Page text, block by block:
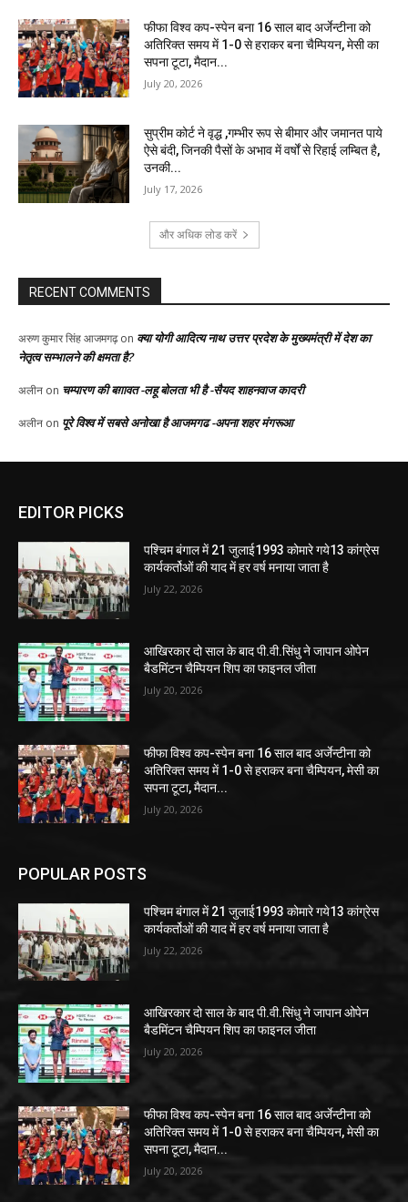
EDITOR PICKS
पश्चिम बंगाल में 21 जुलाई1993 कोमारे गये13 कांग्रेस
कार्यकर्तोओं की याद में हर वर्ष मनाया जाता है
July 22, 2026
आखिरकार दो साल के बाद पी.वी.सिंधु ने जापान ओपेन
बैडमिंटन चैम्पियन शिप का फाइनल जीता
July 20, 2026
फीफा विश्व कप-स्पेन बना 16 साल बाद अर्जेन्टीना को
अतिरिक्त समय में 1-0 से हराकर बना चैम्पियन, मेसी का
सपना टूटा, मैदान...
July 20, 2026
POPULAR POSTS
पश्चिम बंगाल में 21 जुलाई1993 कोमारे गये13 कांग्रेस
कार्यकर्तोओं की याद में हर वर्ष मनाया जाता है
July 22, 2026
आखिरकार दो साल के बाद पी.वी.सिंधु ने जापान ओपेन
बैडमिंटन चैम्पियन शिप का फाइनल जीता
July 20, 2026
फीफा विश्व कप-स्पेन बना 16 साल बाद अर्जेन्टीना को
अतिरिक्त समय में 1-0 से हराकर बना चैम्पियन, मेसी का
सपना टूटा, मैदान...
July 20, 2026